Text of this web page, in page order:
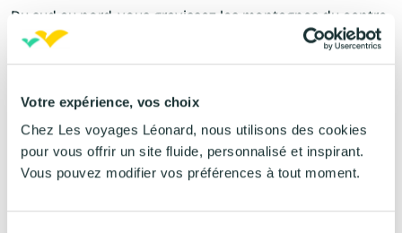
Votre expérience, vos choix
Chez Les voyages Léonard, nous utilisons des cookies
pour vous offrir un site fluide, personnalisé et inspirant.
Vous pouvez modifier vos préférences à tout moment.
Du sud au nord, vous gravissez les montagnes du centre.
La halte au
dégage une vue imprenable